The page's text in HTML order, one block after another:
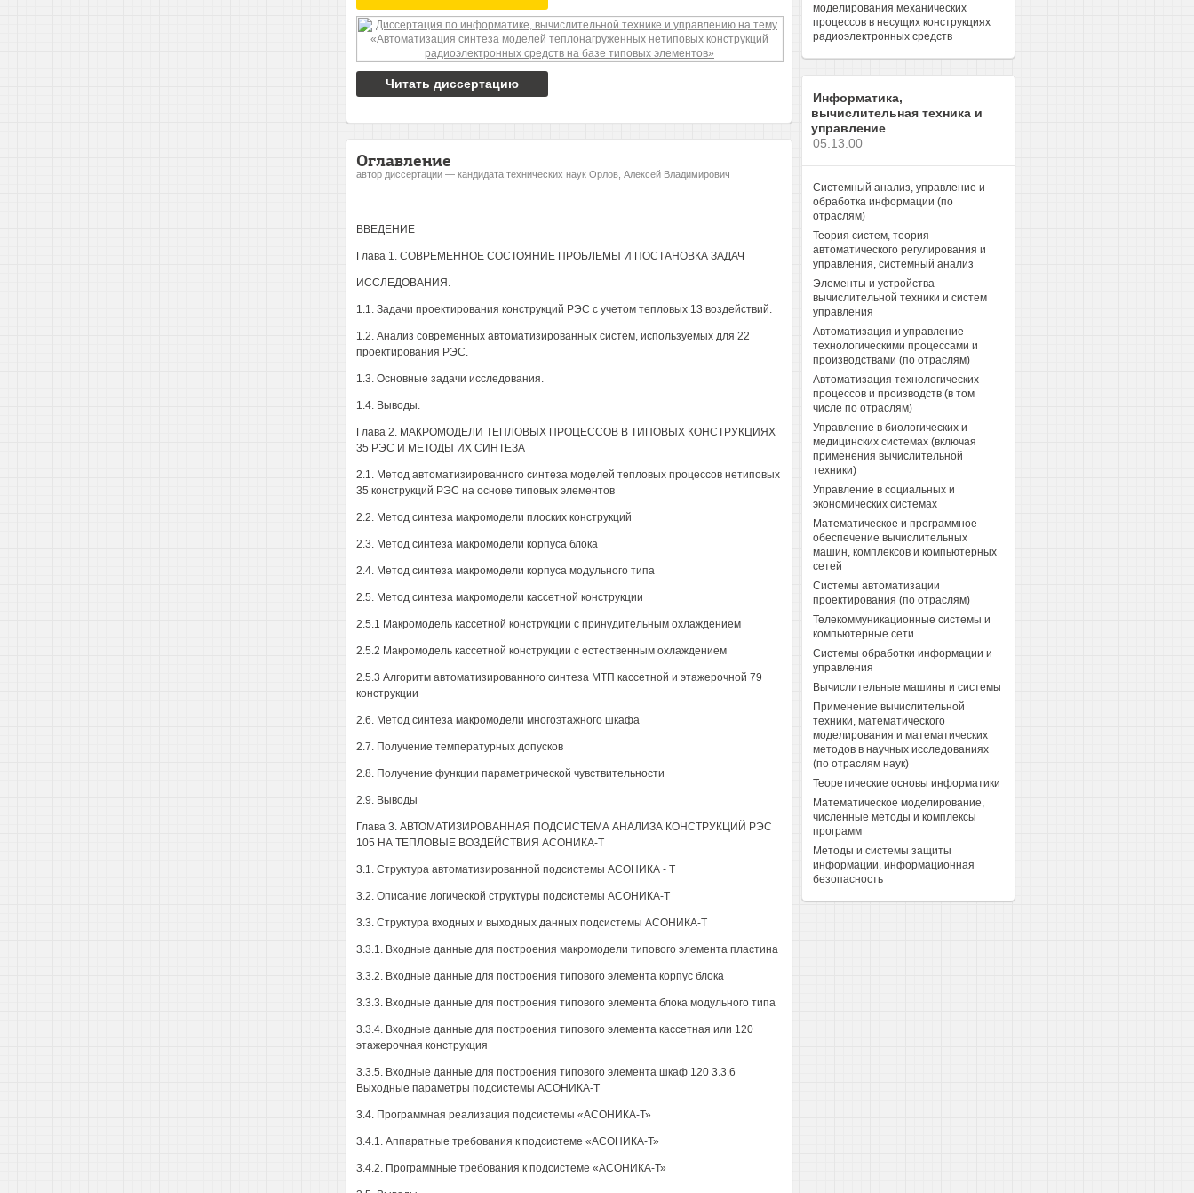
Читать диссертацию
Оглавление
автор диссертации — кандидата технических наук Орлов, Алексей Владимирович
ВВЕДЕНИЕ
Глава 1. СОВРЕМЕННОЕ СОСТОЯНИЕ ПРОБЛЕМЫ И ПОСТАНОВКА ЗАДАЧ
ИССЛЕДОВАНИЯ.
1.1. Задачи проектирования конструкций РЭС с учетом тепловых 13 воздействий.
1.2. Анализ современных автоматизированных систем, используемых для 22
проектирования РЭС.
1.3. Основные задачи исследования.
1.4. Выводы.
Глава 2. МАКРОМОДЕЛИ ТЕПЛОВЫХ ПРОЦЕССОВ В ТИПОВЫХ КОНСТРУКЦИЯХ
35 РЭС И МЕТОДЫ ИХ СИНТЕЗА
2.1. Метод автоматизированного синтеза моделей тепловых процессов нетиповых
35 конструкций РЭС на основе типовых элементов
2.2. Метод синтеза макромодели плоских конструкций
2.3. Метод синтеза макромодели корпуса блока
2.4. Метод синтеза макромодели корпуса модульного типа
2.5. Метод синтеза макромодели кассетной конструкции
2.5.1 Макромодель кассетной конструкции с принудительным охлаждением
2.5.2 Макромодель кассетной конструкции с естественным охлаждением
2.5.3 Алгоритм автоматизированного синтеза МТП кассетной и этажерочной 79
конструкции
2.6. Метод синтеза макромодели многоэтажного шкафа
2.7. Получение температурных допусков
2.8. Получение функции параметрической чувствительности
2.9. Выводы
Глава 3. АВТОМАТИЗИРОВАННАЯ ПОДСИСТЕМА АНАЛИЗА КОНСТРУКЦИЙ РЭС
105 НА ТЕПЛОВЫЕ ВОЗДЕЙСТВИЯ АСОНИКА-Т
3.1. Структура автоматизированной подсистемы АСОНИКА - Т
3.2. Описание логической структуры подсистемы АСОНИКА-Т
3.3. Структура входных и выходных данных подсистемы АСОНИКА-Т
3.3.1. Входные данные для построения макромодели типового элемента пластина
3.3.2. Входные данные для построения типового элемента корпус блока
3.3.3. Входные данные для построения типового элемента блока модульного типа
3.3.4. Входные данные для построения типового элемента кассетная или 120
этажерочная конструкция
3.3.5. Входные данные для построения типового элемента шкаф 120 3.3.6
Выходные параметры подсистемы АСОНИКА-Т
3.4. Программная реализация подсистемы «АСОНИКА-Т»
3.4.1. Аппаратные требования к подсистеме «АСОНИКА-Т»
3.4.2. Программные требования к подсистеме «АСОНИКА-Т»
моделирования механических
процессов в несущих конструкциях
радиоэлектронных средств
Информатика,
вычислительная техника и
управление
05.13.00
Системный анализ, управление и
обработка информации (по
отраслям)
Теория систем, теория
автоматического регулирования и
управления, системный анализ
Элементы и устройства
вычислительной техники и систем
управления
Автоматизация и управление
технологическими процессами и
производствами (по отраслям)
Автоматизация технологических
процессов и производств (в том
числе по отраслям)
Управление в биологических и
медицинских системах (включая
применения вычислительной
техники)
Управление в социальных и
экономических системах
Математическое и программное
обеспечение вычислительных
машин, комплексов и компьютерных
сетей
Системы автоматизации
проектирования (по отраслям)
Телекоммуникационные системы и
компьютерные сети
Системы обработки информации и
управления
Вычислительные машины и системы
Применение вычислительной
техники, математического
моделирования и математических
методов в научных исследованиях
(по отраслям наук)
Теоретические основы информатики
Математическое моделирование,
численные методы и комплексы
программ
Методы и системы защиты
информации, информационная
безопасность